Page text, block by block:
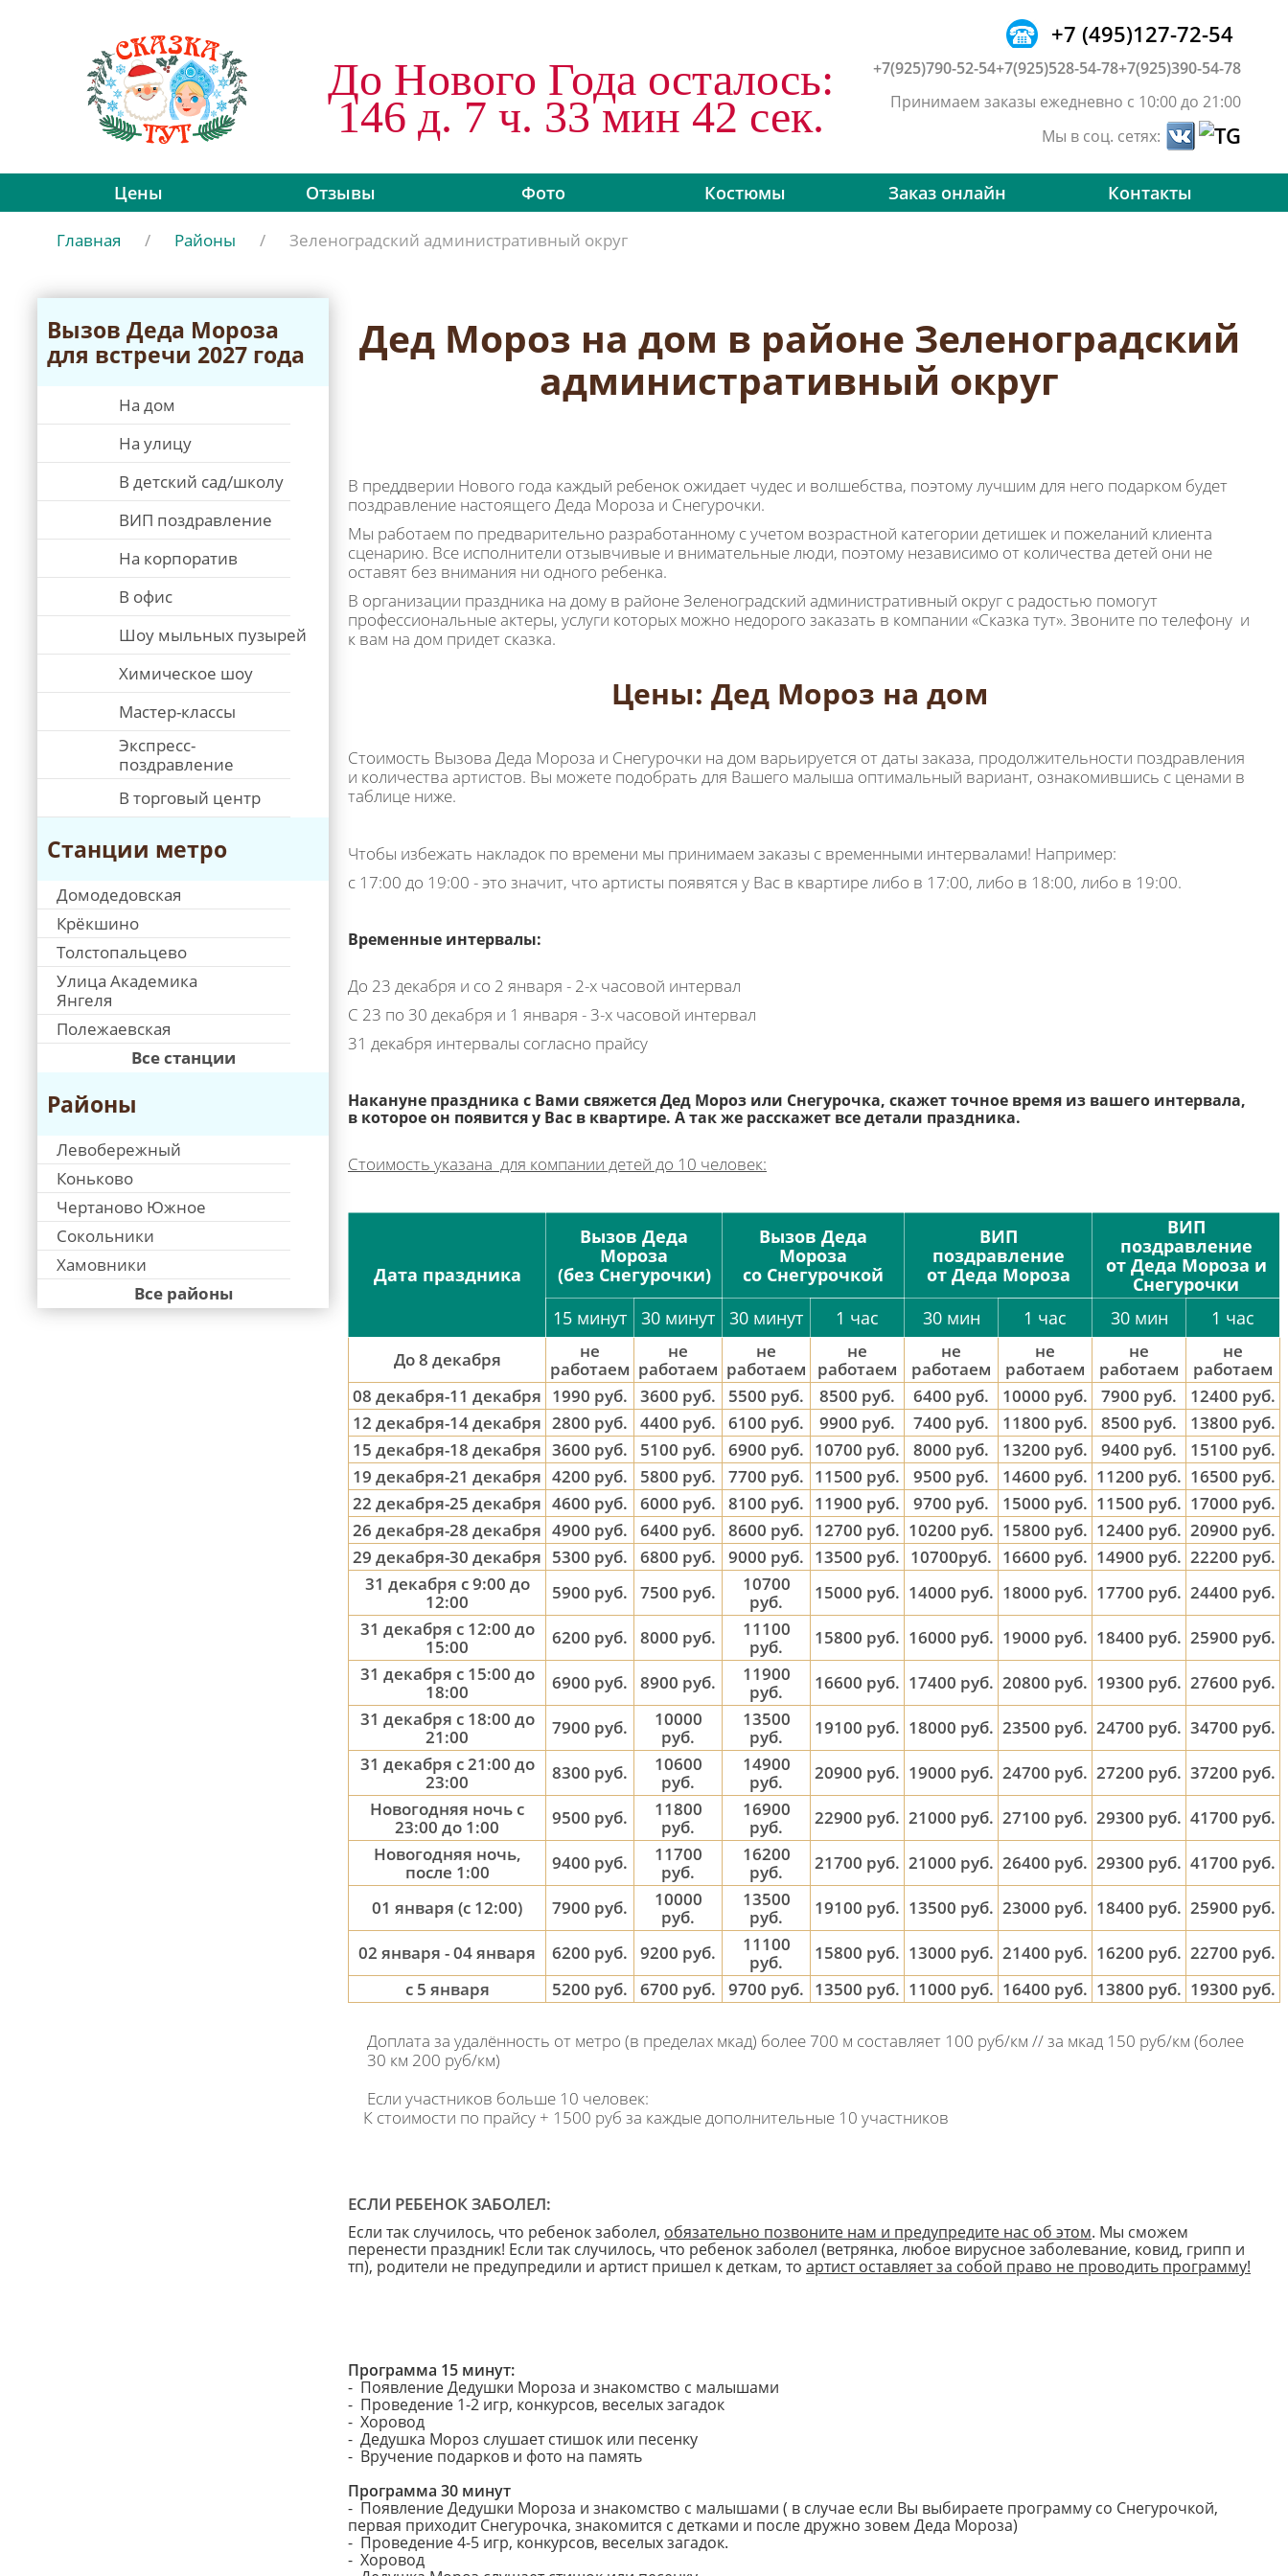
До Нового Года осталось:
146 д. 7 ч. 33 мин 42 сек.
+7 (495)127-72-54
+7(925)790-52-54+7(925)528-54-78+7(925)390-54-78
Принимаем заказы ежедневно с 10:00 до 21:00
Мы в соц. сетях:
Цены Отзывы Фото Костюмы Заказ онлайн Контакты
Главная / Районы / Зеленоградский административный округ
Вызов Дeда Мороза
для встречи 2027 года
На дом
На улицу
В детский сад/школу
ВИП поздравление
На корпоратив
В офис
Шоу мыльных пузырей
Химическое шоу
Мастер-классы
Экспресс-
поздравление
В торговый центр
Станции метро
Домодедовская
Крёкшино
Толстопальцево
Улица Академика
Янгеля
Полежаевская
Все станции
Районы
Левобережный
Коньково
Чертаново Южное
Сокольники
Хамовники
Все районы
Дед Мороз на дом в районе Зеленоградский
административный округ
В преддверии Нового года каждый ребенок ожидает чудес и волшебства, поэтому лучшим для него подарком будет
поздравление настоящего Деда Мороза и Снегурочки.
Мы работаем по предварительно разработанному с учетом возрастной категории детишек и пожеланий клиента
сценарию. Все исполнители отзывчивые и внимательные люди, поэтому независимо от количества детей они не
оставят без внимания ни одного ребенка.
В организации праздника на дому в районе Зеленоградский административный округ с радостью помогут
профессиональные актеры, услуги которых можно недорого заказать в компании «Сказка тут». Звоните по телефону и
к вам на дом придет сказка.
Цены: Дед Мороз на дом
Стоимость Вызова Деда Мороза и Снегурочки на дом варьируется от даты заказа, продолжительности поздравления
и количества артистов. Вы можете подобрать для Вашего малыша оптимальный вариант, ознакомившись с ценами в
таблице ниже.
Чтобы избежать накладок по времени мы принимаем заказы с временными интервалами! Например:
с 17:00 до 19:00 - это значит, что артисты появятся у Вас в квартире либо в 17:00, либо в 18:00, либо в 19:00.
Временные интервалы:
До 23 декабря и со 2 января - 2-х часовой интервал
С 23 по 30 декабря и 1 января - 3-х часовой интервал
31 декабря интервалы согласно прайсу
Накануне праздника с Вами свяжется Дед Мороз или Снегурочка, скажет точное время из вашего интервала,
в которое он появится у Вас в квартире. А так же расскажет все детали праздника.
Стоимость указана для компании детей до 10 человек:
Дата праздника
Вызов Деда
Мороза
(без Снегурочки)
Вызов Деда
Мороза
со Снегурочкой
ВИП
поздравление
от Деда Мороза
ВИП
поздравление
от Деда Мороза и
Снегурочки
15 минут
30 минут 30 минут 1 час 30 мин 1 час 30 мин 1 час
До 8 декабря
не
работаем
не
работаем
не
работаем
не
работаем
не
работаем
не
работаем
не
работаем
не
работаем
08 декабря-11 декабря 1990 руб. 3600 руб. 5500 руб. 8500 руб. 6400 руб. 10000 руб. 7900 руб.
12400 руб.
12 декабря-14 декабря 2800 руб. 4400 руб. 6100 руб. 9900 руб. 7400 руб. 11800 руб. 8500 руб.
13800 руб.
15 декабря-18 декабря 3600 руб. 5100 руб. 6900 руб. 10700 руб. 8000 руб. 13200 руб. 9400 руб.
15100 руб.
19 декабря-21 декабря 4200 руб. 5800 руб. 7700 руб. 11500 руб. 9500 руб. 14600 руб. 11200 руб. 16500 руб.
22 декабря-25 декабря 4600 руб. 6000 руб. 8100 руб. 11900 руб. 9700 руб. 15000 руб. 11500 руб. 17000 руб.
26 декабря-28 декабря 4900 руб. 6400 руб. 8600 руб. 12700 руб. 10200 руб. 15800 руб. 12400 руб. 20900 руб.
29 декабря-30 декабря 5300 руб. 6800 руб. 9000 руб. 13500 руб. 10700руб. 16600 руб. 14900 руб. 22200 руб.
31 декабря с 9:00 до
12:00
5900 руб. 7500 руб.
10700
руб.
15000 руб. 14000 руб. 18000 руб. 17700 руб. 24400 руб.
31 декабря с 12:00 до
15:00
6200 руб. 8000 руб.
11100
руб.
15800 руб. 16000 руб. 19000 руб. 18400 руб. 25900 руб.
31 декабря с 15:00 до
18:00
6900 руб. 8900 руб.
11900
руб.
16600 руб. 17400 руб. 20800 руб. 19300 руб. 27600 руб.
31 декабря с 18:00 до
21:00
7900 руб.
10000
руб.
13500
руб.
19100 руб. 18000 руб. 23500 руб. 24700 руб. 34700 руб.
31 декабря с 21:00 до
23:00
8300 руб.
10600
руб.
14900
руб.
20900 руб. 19000 руб. 24700 руб. 27200 руб. 37200 руб.
Новогодняя ночь с
23:00 до 1:00
9500 руб.
11800
руб.
16900
руб.
22900 руб. 21000 руб. 27100 руб. 29300 руб. 41700 руб.
Новогодняя ночь,
после 1:00
9400 руб.
11700
руб.
16200
руб.
21700 руб. 21000 руб. 26400 руб. 29300 руб. 41700 руб.
01 января (с 12:00) 7900 руб.
10000
руб.
13500
руб.
19100 руб. 13500 руб. 23000 руб. 18400 руб. 25900 руб.
02 января - 04 января 6200 руб. 9200 руб.
11100
руб.
15800 руб. 13000 руб. 21400 руб. 16200 руб. 22700 руб.
с 5 января
5200 руб. 6700 руб. 9700 руб. 13500 руб. 11000 руб. 16400 руб. 13800 руб. 19300 руб.
Доплата за удалённость от метро (в пределах мкад) более 700 м составляет 100 руб/км // за мкад 150 руб/км (более
30 км 200 руб/км)
Если участников больше 10 человек:
К стоимости по прайсу + 1500 руб за каждые дополнительные 10 участников
ЕСЛИ РЕБЕНОК ЗАБОЛЕЛ:
Если так случилось, что ребенок заболел, обязательно позвоните нам и предупредите нас об этом. Мы сможем
перенести праздник! Если так случилось, что ребенок заболел (ветрянка, любое вирусное заболевание, ковид, грипп и
тп), родители не предупредили и артист пришел к деткам, то артист оставляет за собой право не проводить программу!
Программа 15 минут:
- Появление Дедушки Мороза и знакомство с малышами
- Проведение 1-2 игр, конкурсов, веселых загадок
- Хоровод
- Дедушка Мороз слушает стишок или песенку
- Вручение подарков и фото на память
Программа 30 минут
- Появление Дедушки Мороза и знакомство с малышами ( в случае если Вы выбираете программу со Снегурочкой,
первая приходит Снегурочка, знакомится с детками и после дружно зовем Деда Мороза)
- Проведение 4-5 игр, конкурсов, веселых загадок.
- Хоровод